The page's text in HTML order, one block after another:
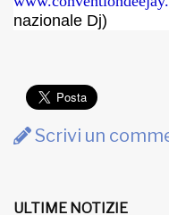
nazionale Dj)
Scrivi un
ULTIME NOTIZIE